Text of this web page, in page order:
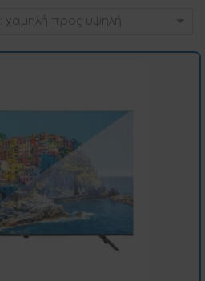
χαμηλή προς υψηλή